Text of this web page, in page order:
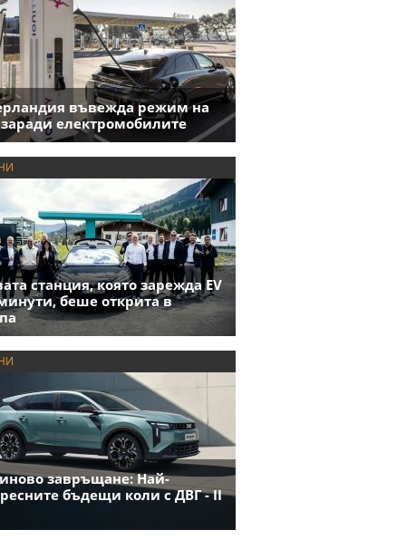
въвежда режим на
заради електромобилите
станция, която зарежда EV
беше открита в
завръщане: Най-
бъдещи коли с ДВГ - II